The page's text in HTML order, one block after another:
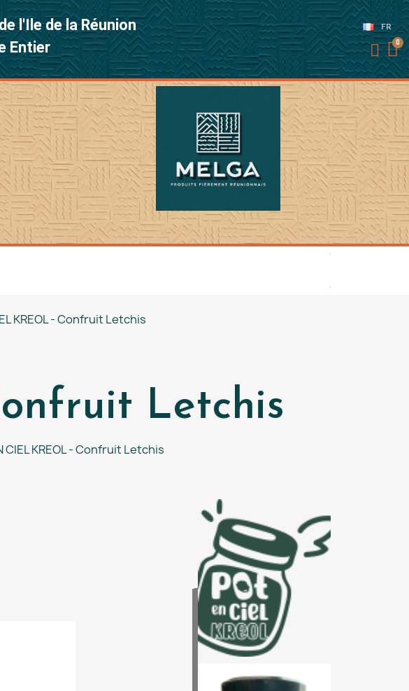
l'Ile de la Réunion
Entier
FR
KREOL - Confruit Letchis
Letchis
CIEL KREOL - Confruit Letchis